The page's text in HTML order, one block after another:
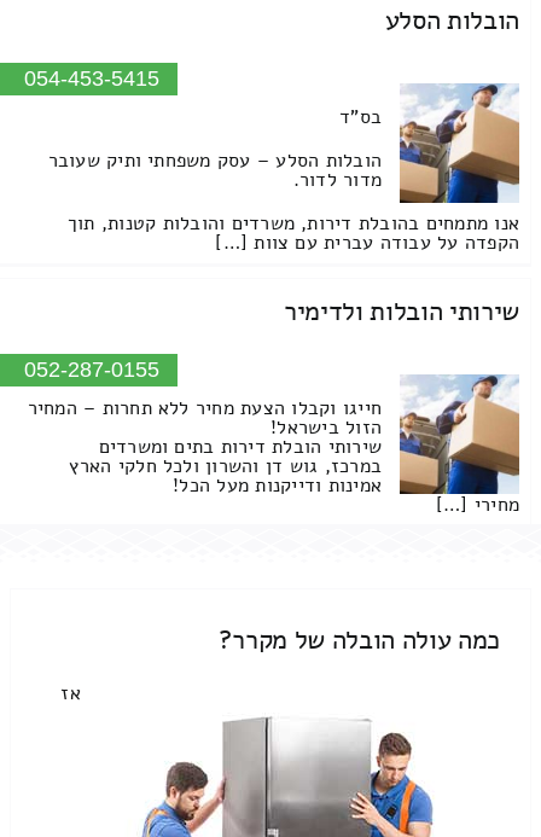
הובלות הסלע
054-453-5415
בס"ד
הובלות הסלע – עסק משפחתי ותיק שעובר
מדור לדור.
אנו מתמחים בהובלת דירות, משרדים והובלות קטנות, תוך
הקפדה על עבודה עברית עם צוות […]
שירותי הובלות ולדימיר
052-287-0155
חייגו וקבלו הצעת מחיר ללא תחרות – המחיר
הזול בישראל!
שירותי הובלת דירות בתים ומשרדים
במרכז, גוש דן והשרון ולכל חלקי הארץ
אמינות ודייקנות מעל הכל!
מחירי […]
כמה עולה הובלה של מקרר?
אז